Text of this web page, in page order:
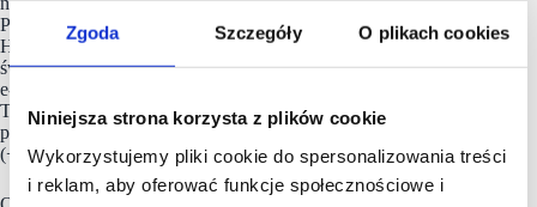
Zgoda Szczegóły O plikach cookies
Niniejsza strona korzysta z plików cookie
Wykorzystujemy pliki cookie do spersonalizowania treści
i reklam, aby oferować funkcje społecznościowe i
PUDO w 9 krajach (Wielka Brytania, Francja, Polska, Włochy,
Hiszpania, Portugalia, Belgia, Luksemburg, Holandia). InPost
świadczy także usługi kurierskie i fulfillment dla sprzedawców
e-commerce, współpracując z około 100,000 e-sprzedawców.
Tylko w ciągu 2024 roku firma obsłużyła ponad miliard
przesyłek, a w Q1 2025 r. wolumen paczek wyniósł 272 mln
(+12% r/r).